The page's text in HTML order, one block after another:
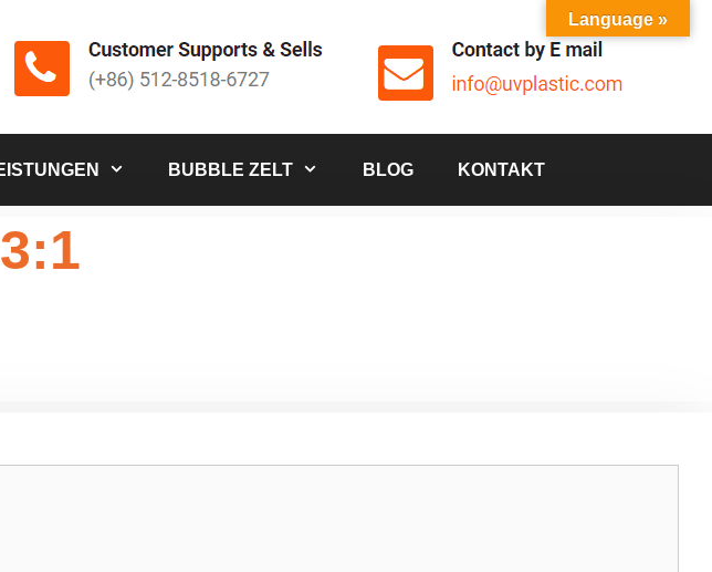
BUBBLE ZELT BLOG KONTAKT
Language »